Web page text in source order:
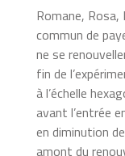
Romane,
commun de
ne se
fin de
à l’échelle
avant l’entrée
en diminution
amont du